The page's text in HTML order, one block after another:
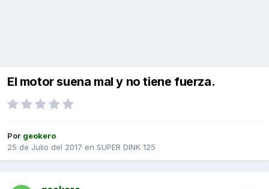
El motor suena mal y no tiene fuerza.
Por geokero
25 de Julio del 2017 en SUPER DINK 125